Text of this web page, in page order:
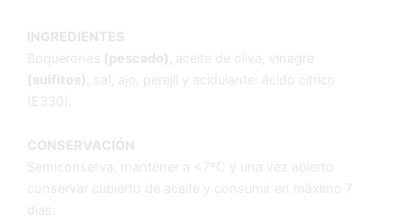
perejil
120g
3
x
INGREDIENTES
Boquerones (pescado), aceite de oliva, vinagre
(sulfitos)
, sal, ajo, perejil y acidulante: ácido cítrico
(E330).
CONSERVACIÓN
Semiconserva, mantener a <7ºC y una vez abierto
conservar cubierto de aceite y consumir en máximo 7
días.